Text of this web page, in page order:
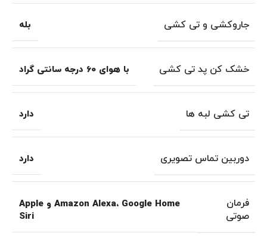
جاروکشی و تی کشی بله
خشک کن پد تی کشی با هوای 60 درجه سانتی گراد
تی کشی لبه ها دارد
دوربین تماس تصویری دارد
فرمان
صوتی
Amazon Alexa، Google Home و Apple
Siri